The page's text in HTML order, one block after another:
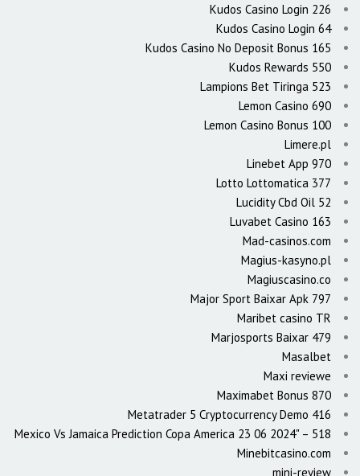
Kudos Casino Login 226
Kudos Casino Login 64
Kudos Casino No Deposit Bonus 165
Kudos Rewards 550
Lampions Bet Tiringa 523
Lemon Casino 690
Lemon Casino Bonus 100
Limere.pl
Linebet App 970
Lotto Lottomatica 377
Lucidity Cbd Oil 52
Luvabet Casino 163
Mad-casinos.com
Magius-kasyno.pl
Magiuscasino.co
Major Sport Baixar Apk 797
Maribet casino TR
Marjosports Baixar 479
Masalbet
Maxi reviewe
Maximabet Bonus 870
Metatrader 5 Cryptocurrency Demo 416
Mexico Vs Jamaica Prediction Copa America 23 06 2024" – 518
Minebitcasino.com
mini-review